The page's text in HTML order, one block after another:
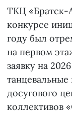
ТКЦ «Братск-
конкурсе
году был
на первом
заявку на
досугового
коллективов